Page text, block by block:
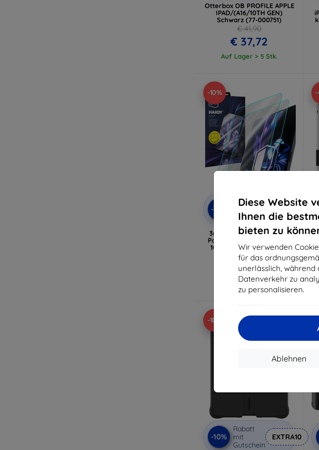
Diese Website
Ihnen die
bieten zu
Wir verwenden
für das
unerlässlich, während
Datenverkehr zu
zu personalisieren.
Ablehnen
Otterbox OB PROFILE APPLE
IPAD/(A16/10TH GEN)
Schwarz (77-000751)
€ 41,90
€ 37,72
Auf Lager > 5 Stk.
-10%
-10%
Rabatt
Gutschein
EXTRA10
3mk Hardy Fusion Hybrid
Panzerglas für Apple iPad
10,9" 10 gen (A14) / 11" 11
gen (A16)
€ 24,90
€ 22,42
Auf Lager > 5 Stk.
-
-10%
-10%
Rabatt
mit
Gutschein
EXTRA10